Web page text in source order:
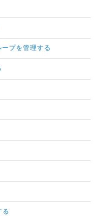
プを管理する
る